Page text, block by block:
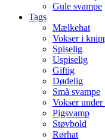
Gule svampe
Tags
Mælkehat
Vokser i
Spiselig
Uspiselig
Giftig
Dødelig
Små svampe
Vokser
Pigsvamp
Støvbold
Rørhat